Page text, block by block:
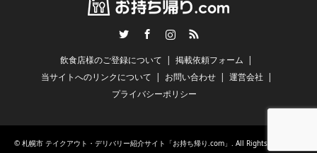
InstagramRSS
飲食店様のご登録について
掲載依頼フォーム
当サイトへのリンクについて
お問い合わせ
運営会社
プライバシーポリシー
© 札幌市 テイクアウト・デリバリー紹介サイト「お持ち帰り.com」 . All Rights Reserved.